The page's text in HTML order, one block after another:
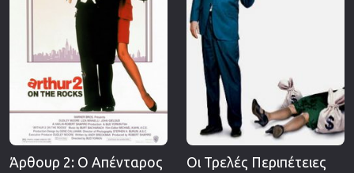
Ιστορικές
Καταστροφής
Κλασσικές
Άρθουρ 2: Ο Απένταρος
Οι Τρελές Περιπέτειες